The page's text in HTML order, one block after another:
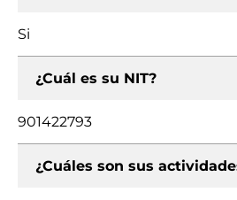
Si
¿Cuál es su NIT?
901422793
¿Cuáles son sus